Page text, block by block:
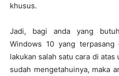
khusus.
Jadi, bagi anda yang
Windows 10 yang terpasang
lakukan salah satu cara di
sudah mengetahuinya, maka